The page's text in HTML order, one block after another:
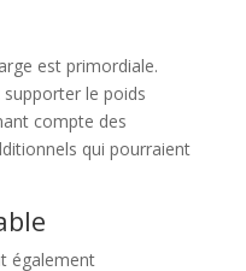
est primordiale.
le poids
compte des
qui pourraient
également